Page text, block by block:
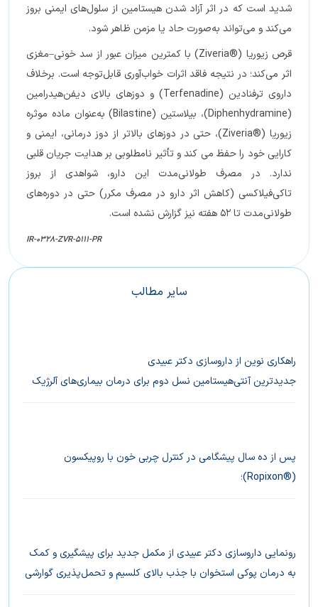
شدید است که در اثر آزاد شدن هیستامین از سلول‌های ایمنی بروز
می‌کند و می‌تواند به‌صورت حاد یا مزمن ظاهر شود.
قرص زیوریا (®Ziveria) با کمترین میزان عبور از سد خونی–مغزی
اثر می‌کند؛ در نتیجه فاقد اثرات خواب‌آوری قابل‌توجه است. برخلاف
داروی ترفنادین (Terfenadine) و دوزهای بالای دیفن‌هیدرامین
(Diphenhydramine)، بیلاستین (Bilastine) به‌عنوان ماده موثره
زیوریا (®Ziveria)، حتی در دوزهای بالاتر از دوز درمانی، ایمنی و
کارایی خود را حفظ می کند و تأثیر نامطلوبی بر هدایت جریان قلبی
ندارد. در مصرف طولانی‌مدت این دارو، شواهدی از بروز
تاکی‌فیلاکسی (کاهش اثر دارو در مصرف مکرر) حتی در دوره‌های
طولانی‌مدت تا ۵۲ هفته نیز گزارش نشده است.
IR-0328-ZVR-5111-PR
سایر مطالب
راهکاری نوین از داروسازی دکتر عبیدی
جدیدترین آنتی‌هیستامین نسل دوم برای درمان بیماری‌های آلرژیک
پس از ده سال پیشگامی در کنترل چربی خون با روپیکسون
(®Ropixon)؛
رونمایی داروسازی دکتر عبیدی از مکمل جدید برای پیشگیری و کمک
به درمان پوکی استخوان با جذب بالای کلسیم و تحمل‌پذیری گوارشی